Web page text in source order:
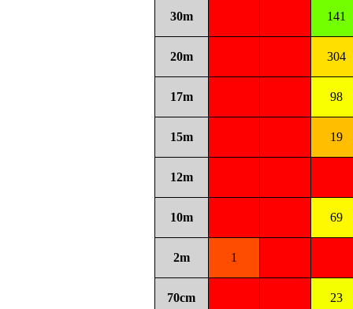
30m 141
20m 304
17m 98
15m 19
12m
10m 69
2m 1
70cm 23